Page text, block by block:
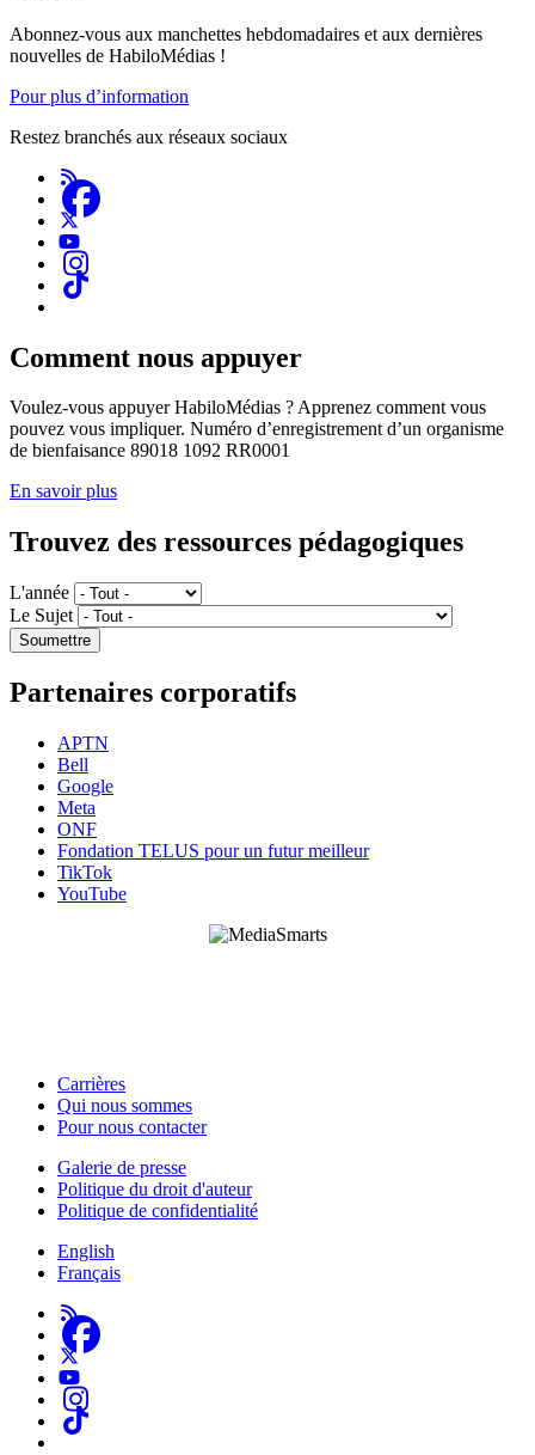
Abonnez-vous aux manchettes hebdomadaires et aux dernières
nouvelles de HabiloMédias !
Pour plus d’information
Restez branchés aux réseaux sociaux
Comment nous appuyer
Voulez-vous appuyer HabiloMédias ? Apprenez comment vous
pouvez vous impliquer. Numéro d’enregistrement d’un organisme
de bienfaisance 89018 1092 RR0001
En savoir plus
Trouvez des ressources pédagogiques
L'année
Le Sujet
Partenaires corporatifs
APTN
Bell
Google
Meta
ONF
Fondation TELUS pour un futur meilleur
TikTok
YouTube
Footer
This
Site
Carrières
Qui nous sommes
Pour nous contacter
Footer
About
Galerie de presse
Politique du droit d'auteur
Politique de confidentialité
English
Français